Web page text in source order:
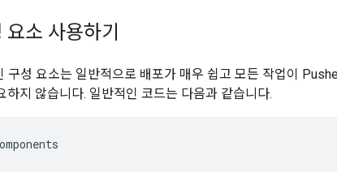
소 사용하기
구성 요소는 일반적으로 배포가 매우 쉽고 모든 작업이
하지 않습니다. 일반적인 코드는 다음과 같습니다.